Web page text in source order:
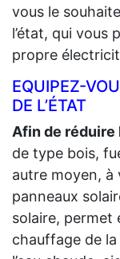
vous le
l’état, qui vous
propre
EQUIPEZ-
DE L’ÉTAT
Afin de
de type bois,
autre moyen, à
panneaux
solaire, permet
chauffage de